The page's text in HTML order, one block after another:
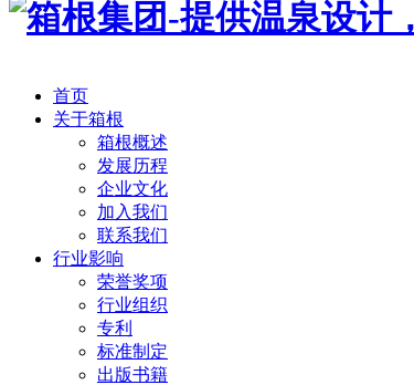
首页
关于箱根
箱根概述
发展历程
企业文化
加入我们
联系我们
行业影响
荣誉奖项
行业组织
专利
标准制定
出版书籍